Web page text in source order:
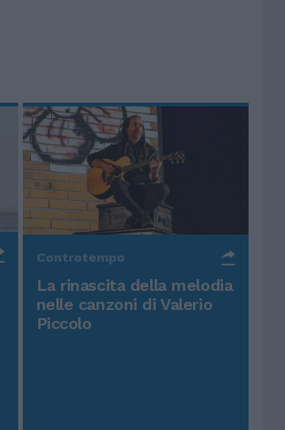
Controtempo
La rinascita della melodia
nelle canzoni di Valerio
Piccolo